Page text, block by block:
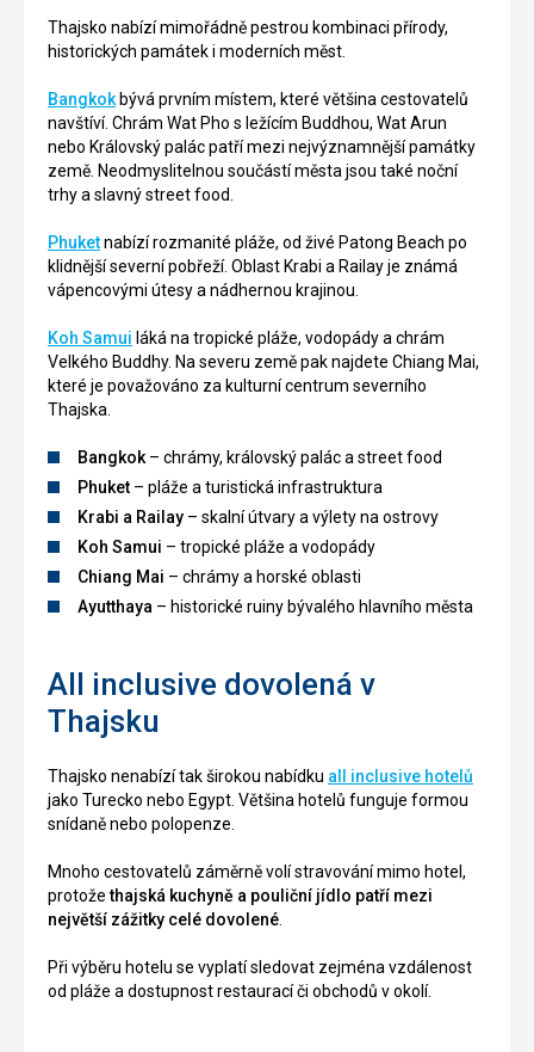
Thajsko nabízí mimořádně pestrou kombinaci přírody,
historických památek i moderních měst.
Bangkok bývá prvním místem, které většina cestovatelů
navštíví. Chrám Wat Pho s ležícím Buddhou, Wat Arun
nebo Královský palác patří mezi nejvýznamnější památky
země. Neodmyslitelnou součástí města jsou také noční
trhy a slavný street food.
Phuketnabízí rozmanité pláže, od živé Patong Beach po
klidnější severní pobřeží. Oblast Krabi a Railay je známá
vápencovými útesy a nádhernou krajinou.
Koh Samui láká na tropické pláže, vodopády a chrám
Velkého Buddhy. Na severu země pak najdete Chiang Mai,
které je považováno za kulturní centrum severního
Thajska.
Bangkok – chrámy, královský palác a street food
Phuket – pláže a turistická infrastruktura
Krabi a Railay – skalní útvary a výlety na ostrovy
Koh Samui – tropické pláže a vodopády
Chiang Mai – chrámy a horské oblasti
Ayutthaya – historické ruiny bývalého hlavního města
All inclusive dovolená v
Thajsku
Thajsko nenabízí tak širokou nabídku all inclusive hotelů
jako Turecko nebo Egypt. Většina hotelů funguje formou
snídaně nebo polopenze.
Mnoho cestovatelů záměrně volí stravování mimo hotel,
protožethajská kuchyně a pouliční jídlo patří mezi
největší zážitky celé dovolené
Při výběru hotelu se vyplatí sledovat zejména vzdálenost
od pláže a dostupnost restaurací či obchodů v okolí.